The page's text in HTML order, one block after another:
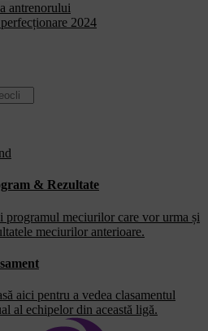
antrenorului
2024
& Rezultate
programul meciurilor care vor urma și
meciurilor anterioare.
aici pentru a vedea clasamentul
al echipelor din această ligă.